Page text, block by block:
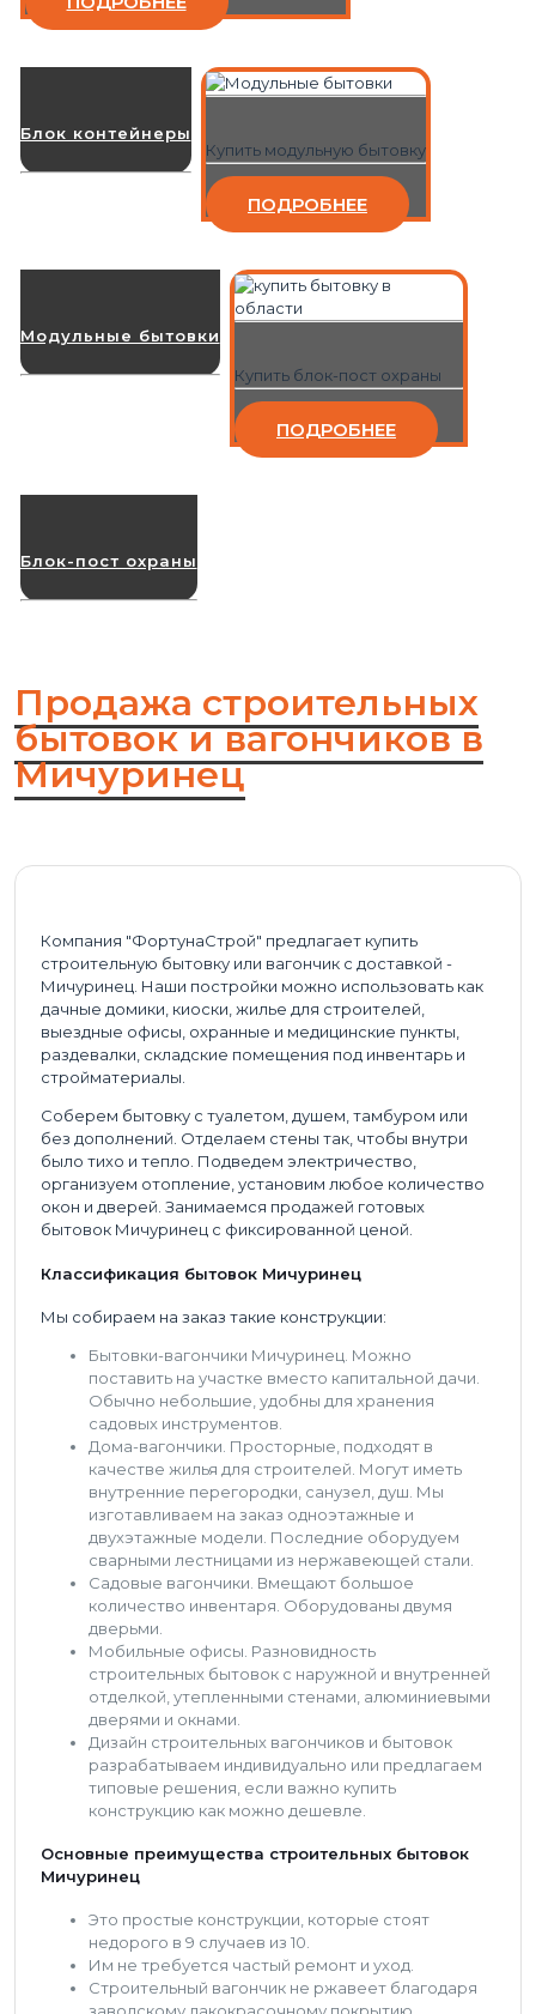
Блок контейнеры
Купить модульную бытовку
ПОДРОБНЕЕ
Модульные бытовки
Купить блок-пост охраны
ПОДРОБНЕЕ
Блок-пост охраны
Продажа строительных
бытовок и вагончиков в
Мичуринец
Компания "ФортунаСтрой" предлагает купить
строительную бытовку или вагончик с доставкой -
Мичуринец. Наши постройки можно использовать как
дачные домики, киоски, жилье для строителей,
выездные офисы, охранные и медицинские пункты,
раздевалки, складские помещения под инвентарь и
стройматериалы.
Соберем бытовку с туалетом, душем, тамбуром или
без дополнений. Отделаем стены так, чтобы внутри
было тихо и тепло. Подведем электричество,
организуем отопление, установим любое количество
окон и дверей. Занимаемся продажей готовых
бытовок Мичуринец с фиксированной ценой.
Классификация бытовок Мичуринец
Мы собираем на заказ такие конструкции:
Бытовки-вагончики Мичуринец. Можно
поставить на участке вместо капитальной дачи.
Обычно небольшие, удобны для хранения
садовых инструментов.
Дома-вагончики. Просторные, подходят в
качестве жилья для строителей. Могут иметь
внутренние перегородки, санузел, душ. Мы
изготавливаем на заказ одноэтажные и
двухэтажные модели. Последние оборудуем
сварными лестницами из нержавеющей стали.
Садовые вагончики. Вмещают большое
количество инвентаря. Оборудованы двумя
дверьми.
Мобильные офисы. Разновидность
строительных бытовок с наружной и внутренней
отделкой, утепленными стенами, алюминиевыми
дверями и окнами.
Дизайн строительных вагончиков и бытовок
разрабатываем индивидуально или предлагаем
типовые решения, если важно купить
конструкцию как можно дешевле.
Основные преимущества строительных бытовок
Мичуринец
Это простые конструкции, которые стоят
недорого в 9 случаев из 10.
Им не требуется частый ремонт и уход.
Строительный вагончик не ржавеет благодаря